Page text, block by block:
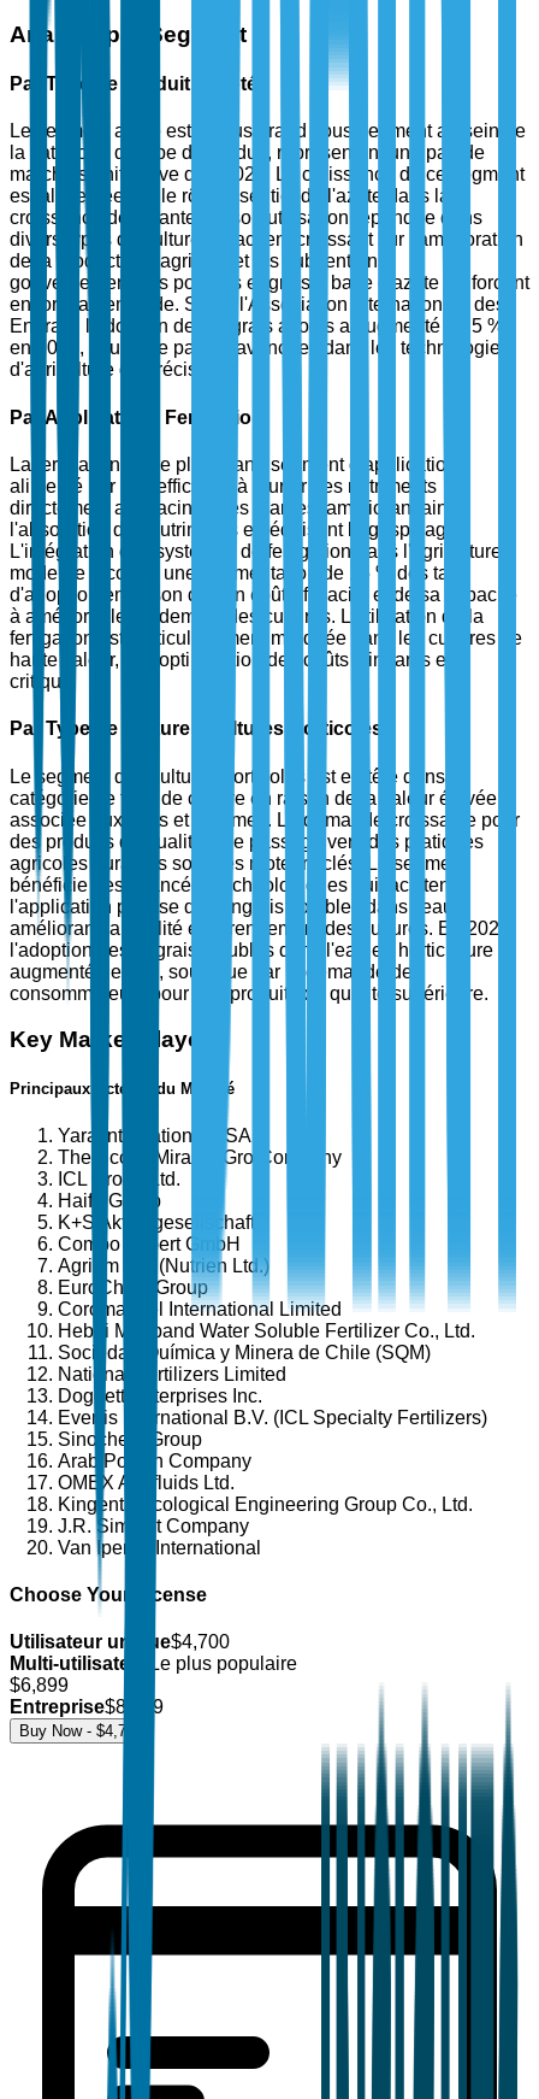
Analyse par Segment
Par Type de Produit : Azotés
Le segment azoté est le plus grand sous-segment au sein de
la catégorie de type de produit, représentant une part de
marché significative d'ici 2025. La croissance de ce segment
est alimentée par le rôle essentiel de l'azote dans la
croissance des plantes et son utilisation répandue dans
divers types de cultures. L'accent croissant sur l'amélioration
de la productivité agricole et les subventions
gouvernementales pour les engrais à base d'azote renforcent
encore la demande. Selon l'Association Internationale des
Engrais, l'adoption des engrais azotés a augmenté de 5 %
en 2024, soutenue par les avancées dans les technologies
d'agriculture de précision.
Par Application : Fertigation
La fertigation est le plus grand segment d'application,
alimenté par son efficacité à fournir des nutriments
directement aux racines des plantes, améliorant ainsi
l'absorption des nutriments et réduisant le gaspillage.
L'intégration des systèmes de fertigation dans l'agriculture
moderne a connu une augmentation de 15 % des taux
d'adoption en raison de son coût-efficacité et de sa capacité
à améliorer le rendement des cultures. L'utilisation de la
fertigation est particulièrement marquée dans les cultures de
haute valeur, où l'optimisation des coûts d'intrants est
critique.
Par Type de Culture : Cultures Horticoles
Le segment des cultures horticoles est en tête dans la
catégorie de type de culture en raison de la valeur élevée
associée aux fruits et légumes. La demande croissante pour
des produits de qualité et le passage vers des pratiques
agricoles durables sont des moteurs clés. Le segment
bénéficie des avancées technologiques qui facilitent
l'application précise des engrais solubles dans l'eau,
améliorant la qualité et le rendement des cultures. En 2024,
l'adoption des engrais solubles dans l'eau en horticulture a
augmenté de 8 %, soutenue par la demande des
consommateurs pour des produits de qualité supérieure.
Key Market Players
Principaux Acteurs du Marché
Yara International ASA
The Scotts Miracle-Gro Company
ICL Group Ltd.
Haifa Group
K+S Aktiengesellschaft
Compo Expert GmbH
Agrium Inc. (Nutrien Ltd.)
EuroChem Group
Coromandel International Limited
Hebei Monband Water Soluble Fertilizer Co., Ltd.
Sociedad Química y Minera de Chile (SQM)
National Fertilizers Limited
Doggett Enterprises Inc.
Everris International B.V. (ICL Specialty Fertilizers)
Sinochem Group
Arab Potash Company
OMEX Agrifluids Ltd.
Kingenta Ecological Engineering Group Co., Ltd.
J.R. Simplot Company
Van Iperen International
Choose Your License
Utilisateur unique$4,700
Multi-utilisateur
Le plus populaire
$6,899
Entreprise$8,499
Buy Now - $4,700